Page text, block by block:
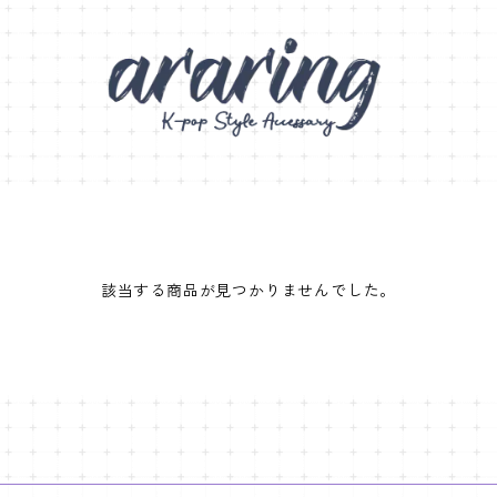
該当する商品が見つかりませんでした。